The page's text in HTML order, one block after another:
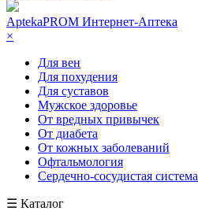
AptekaPROM Интернет-Аптека
×
Для вен
Для похудения
Для суставов
Мужское здоровье
От вредных привычек
От диабета
От кожных заболеваний
Офтальмология
Сердечно-сосудистая система
☰ Каталог